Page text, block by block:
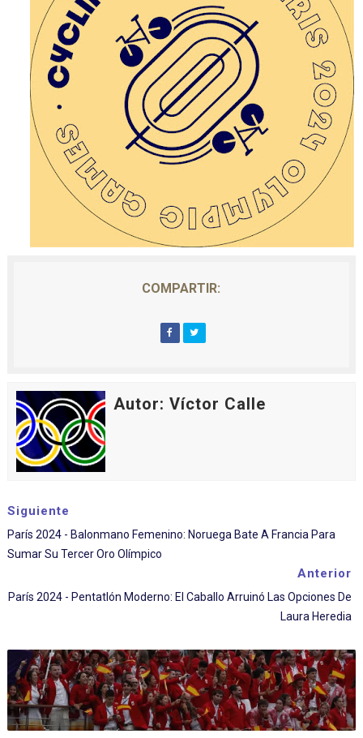
COMPARTIR:
Autor: Víctor Calle
Siguiente
París 2024 - Balonmano Femenino: Noruega Bate A Francia Para
Sumar Su Tercer Oro Olímpico
Anterior
París 2024 - Pentatlón Moderno: El Caballo Arruinó Las Opciones De
Laura Heredia